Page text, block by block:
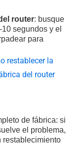
router: busque
segundos y el
para
restablecer la
del router
de fábrica: si
el problema,
restablecimiento